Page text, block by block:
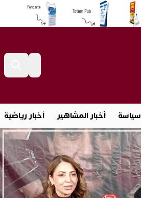
سياسة أخبار المشاهير أخبار رياضية